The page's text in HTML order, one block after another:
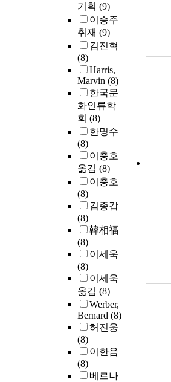
기획 (9)
이승주
취재 (9)
김진혁
(8)
Harris,
Marvin (8)
한국문
화인류학
회 (8)
한명수
(8)
이충호
옮김 (8)
이충호
(8)
김종갑
(8)
韓相福
(8)
이세욱
(8)
이세욱
옮김 (8)
Werber,
Bernard (8)
허진웅
(8)
이한음
(8)
베르나